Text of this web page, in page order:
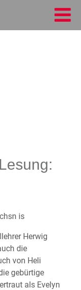
is
Herwig
die
von Heli
gebürtige
als Evelyn